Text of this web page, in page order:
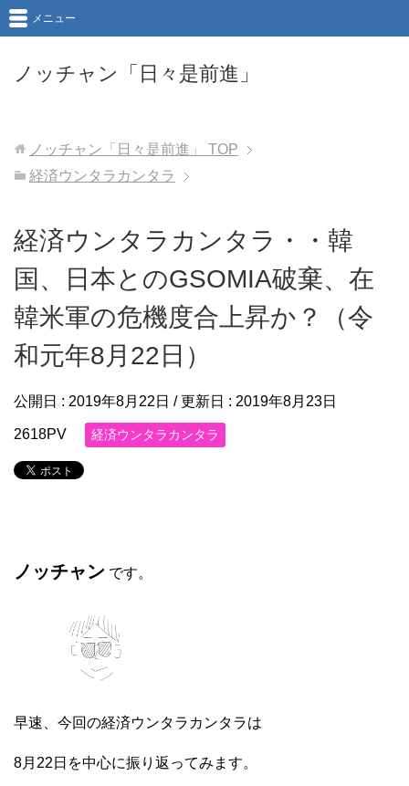
ノッチャン「日々是前進」
メニュー
ノッチャン「日々是前進」
TOP
経済ウンタラカンタラ
経済ウンタラカンタラ・・韓
国、日本とのGSOMIA破棄、在
韓米軍の危機度合上昇か？（令
和元年8月22日）
公開日 : 2019年8月22日 / 更新日 : 2019年8月23日
2618PV 経済ウンタラカンタラ
ノッチャン です。
早速、今回の経済ウンタラカンタラは
8月22日を中心に振り返ってみます。